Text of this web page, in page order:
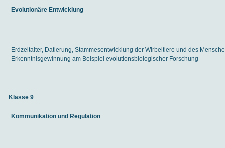
Evolutionäre Entwicklung
Erdzeitalter, Datierung, Stammesentwicklung der Wirbeltiere und des
Erkenntnisgewinnung am Beispiel evolutionsbiologischer Forschung
Klasse 9
Kommunikation und Regulation